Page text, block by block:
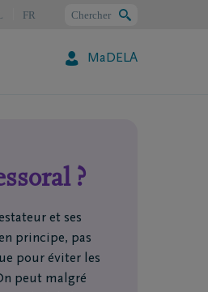
Chercher
FR
MaDELA
?
et ses
principe, pas
pour éviter les
peut malgré